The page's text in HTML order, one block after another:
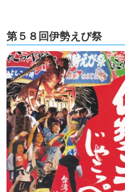
第５８回伊勢えび祭